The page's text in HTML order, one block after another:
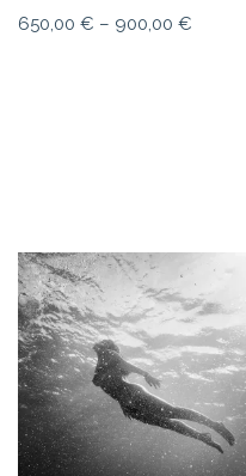
650,00 € – 900,00 €